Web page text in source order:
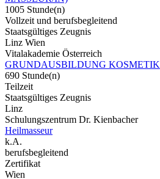
1005 Stunde(n)
Vollzeit und berufsbegleitend
Staatsgültiges Zeugnis
Linz Wien
Vitalakademie Österreich
GRUNDAUSBILDUNG KOSMETIK
690 Stunde(n)
Teilzeit
Staatsgültiges Zeugnis
Linz
Schulungszentrum Dr. Kienbacher
Heilmasseur
k.A.
berufsbegleitend
Zertifikat
Wien